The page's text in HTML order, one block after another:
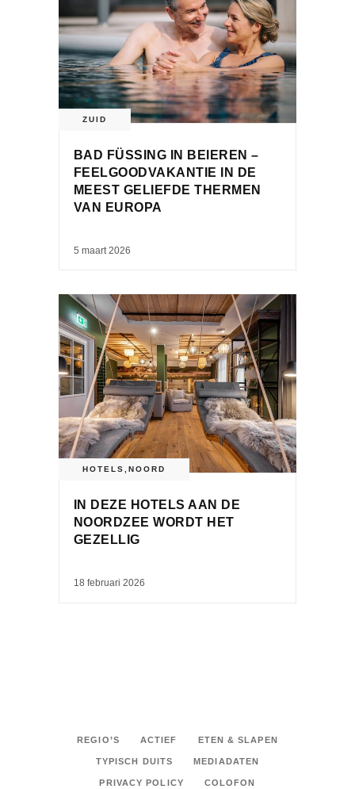
ZUID
BAD FÜSSING IN BEIEREN –
FEELGOODVAKANTIE IN DE
MEEST GELIEFDE THERMEN
VAN EUROPA
5 maart 2026
HOTELS,NOORD
IN DEZE HOTELS AAN DE
NOORDZEE WORDT HET
GEZELLIG
18 februari 2026
REGIO’S ACTIEF ETEN & SLAPEN
TYPISCH DUITS MEDIADATEN
PRIVACY POLICY COLOFON